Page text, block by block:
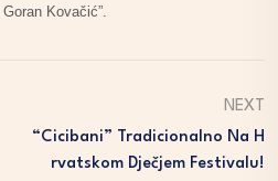
Kovačić”.
NEXT
“Cicibani” Tradicionalno Na H
Rvatskom Dječjem Festivalu!